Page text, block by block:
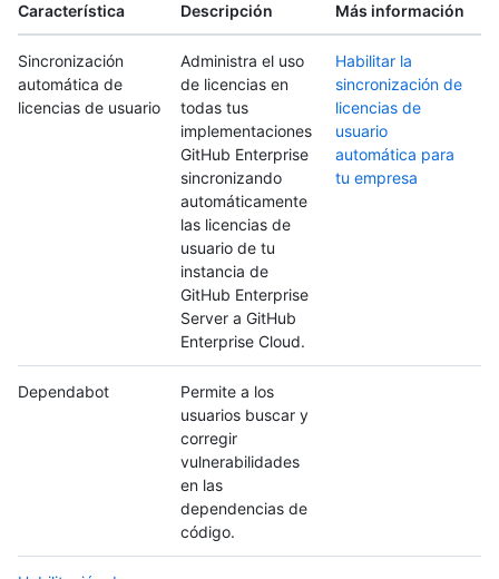
Característica Descripción Más información
Sincronización
automática de
licencias de usuario
Administra el uso
de licencias en
todas tus
implementaciones
GitHub Enterprise
sincronizando
automáticamente
las licencias de
usuario de tu
instancia de
GitHub Enterprise
Server a GitHub
Enterprise Cloud.
Habilitar la
sincronización de
licencias de
usuario
automática para
tu empresa
Dependabot
Permite a los
usuarios buscar y
corregir
vulnerabilidades
en las
dependencias de
código.